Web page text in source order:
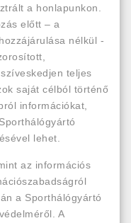
a honlapunkon.
előtt – a
nélkül -
teljes
saját célból történő
információkat,
lehet.
az információs
a Sporthálógyártó
A